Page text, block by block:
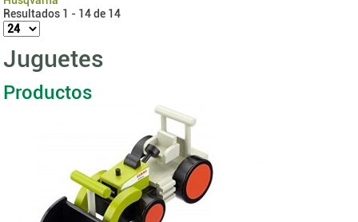
Resultados 1 - 14 de 14
Juguetes
Productos